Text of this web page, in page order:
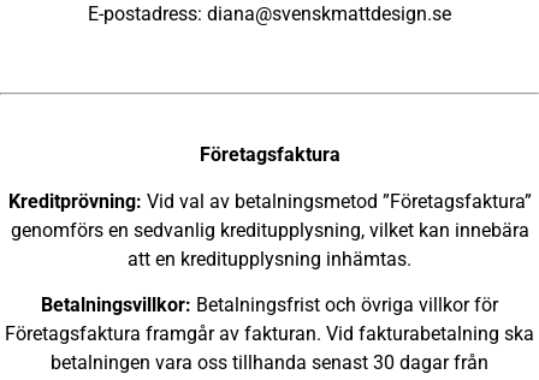
E-postadress: diana@svenskmattdesign.se
Företagsfaktura
Kreditprövning: Vid val av betalningsmetod ”Företagsfaktura”
genomförs en sedvanlig kreditupplysning, vilket kan innebära
att en kreditupplysning inhämtas.
Betalningsvillkor: Betalningsfrist och övriga villkor för
Företagsfaktura framgår av fakturan. Vid fakturabetalning ska
betalningen vara oss tillhanda senast 30 dagar från